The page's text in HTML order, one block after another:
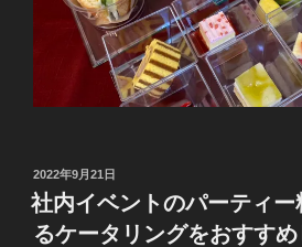
投
稿
日:
2022年9月21日
社内イベントのパーティ
るケータリングをおすすめ